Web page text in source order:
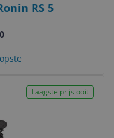
RS 5
Laagste prijs ooit